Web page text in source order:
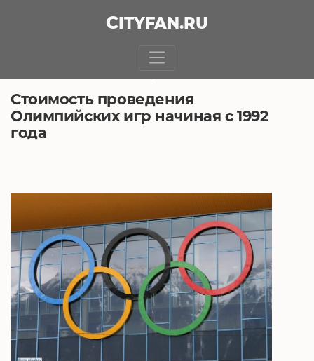
CITYFAN.RU
Стоимость проведения
Олимпийских игр начиная с 1992
года